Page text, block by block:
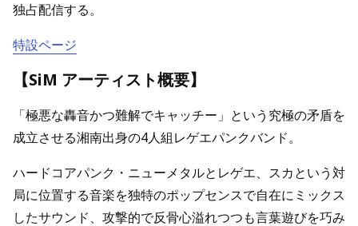
独占配信する。
特設ページ
【SiM アーティスト概要】
「極悪な轟音かつ難解でキャッチー」という究極の矛盾を
成立させる湘南出身の4人組レゲエパンクバンド。
ハードコアパンク・ニューメタルとレゲエ、スカという対
局に位置する音楽を独特のポップセンスで自在にミックス
したサウンド、攻撃的で反骨心溢れつつも言葉遊びを巧み